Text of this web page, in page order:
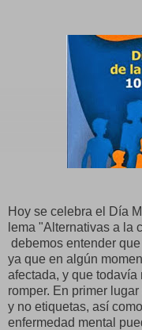
Hoy se celebra el Día
lema "Alternativas a la
debemos entender
ya que en algún
afectada, y que
romper. En primer
y no etiquetas, así
enfermedad mental